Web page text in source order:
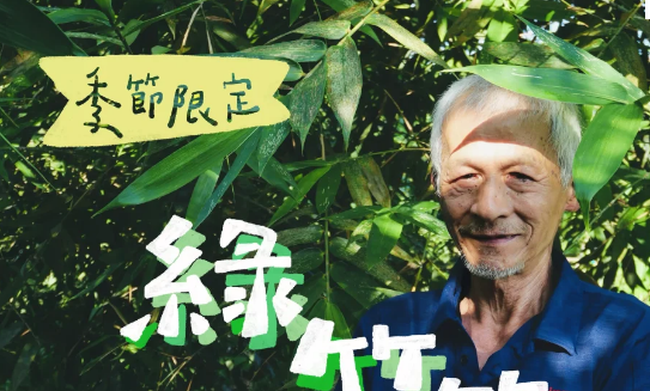
別每月配送3公斤 及 6 公斤的小農白米，方便按家庭人數自由調整
● 付款方式
目前僅提供信用卡定期扣款 方式，讓您每月自動完成付款，不需重複操
完成首次下單後，系統將以該日為基準，每月同一天自動扣款並建立新
訂單建立日期為 2 月 20 日、3 月 20 日、4 月 20 日…… 以此類推。